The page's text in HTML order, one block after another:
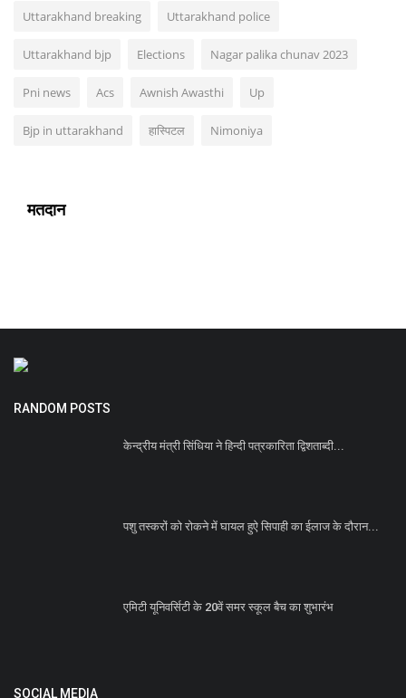
Uttarakhand breaking Uttarakhand police
Uttarakhand bjp Elections Nagar palika chunav 2023
Pni news Acs Awnish Awasthi Up
Bjp in uttarakhand हास्पिटल Nimoniya
मतदान
RANDOM POSTS
केन्द्रीय मंत्री सिंधिया ने हिन्दी पत्रकारिता द्विशताब्दी...
पशु तस्करों को रोकने में घायल हुऐ सिपाही का ईलाज के दौरान...
एमिटी यूनिवर्सिटी के 20वें समर स्कूल बैच का शुभारंभ
SOCIAL MEDIA